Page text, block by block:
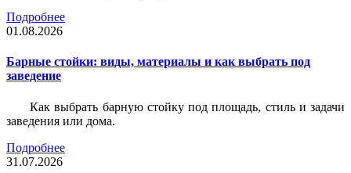
Подробнее
01.08.2026
Барные стойки: виды, материалы и как выбрать под
заведение
Как выбрать барную стойку под площадь, стиль и задачи
заведения или дома.
Подробнее
31.07.2026